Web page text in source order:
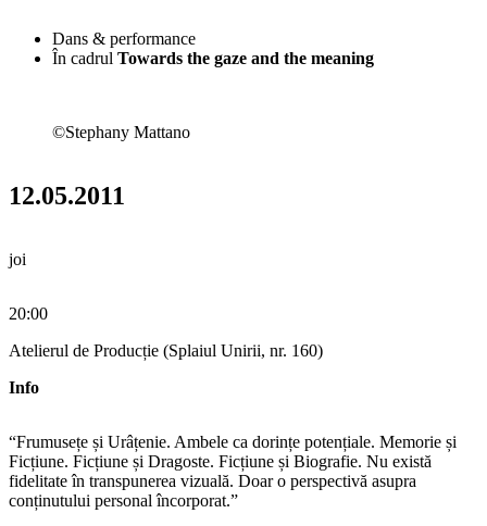
Dans & performance
În cadrul Towards the gaze and the meaning
©Stephany Mattano
12.05.2011
joi
20:00
Atelierul de Producție (Splaiul Unirii, nr. 160)
Info
“Frumusețe și Urâțenie. Ambele ca dorințe potențiale. Memorie și
Ficțiune. Ficțiune și Dragoste. Ficțiune și Biografie. Nu există
fidelitate în transpunerea vizuală. Doar o perspectivă asupra
conținutului personal încorporat.”